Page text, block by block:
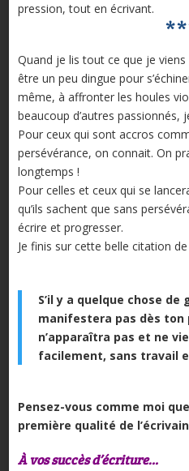
pression, tout en écrivant.
Quand je lis tout ce que je viens
être un peu dingue pour
même, à affronter les houles
beaucoup d’autres passionnés,
Pour ceux qui sont accros
persévérance, on connait. On
longtemps !
Pour celles et ceux qui se
qu’ils sachent que sans
écrire et progresser.
Je finis sur cette belle citation de
S’il y a quelque chose
manifestera pas dès ton
n’apparaîtra pas et ne
facilement, sans travail
Pensez-vous comme moi
première qualité de l’écrivain
À vos succès d’écriture…